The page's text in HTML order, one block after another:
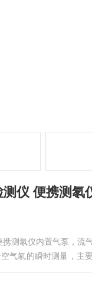
仪 便携测氡
测氡仪内置气泵，流
气氡的瞬时测量，主